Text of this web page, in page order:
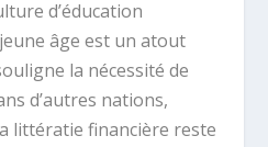
d’éducation
âge est un atout
la nécessité de
d’autres nations,
littératie financière reste